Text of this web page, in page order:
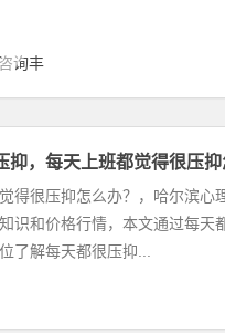
询丰
抑，每天上班都觉得很压抑
得很压抑怎么办？，哈尔滨心
识和价格行情，本文通过每天
了解每天都很压抑...